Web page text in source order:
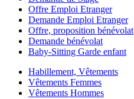
Offre Emploi Etranger
Demande Emploi Etranger
Offre, proposition bénévolat
Demande bénévolat
Baby-Sitting Garde enfant
Habillement, Vêtements
Vêtements Femmes
Vêtements Hommes